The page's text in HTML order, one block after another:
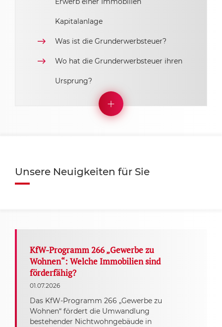
Kapitalanlage
Was ist die Grunderwerbsteuer?
Wo hat die Grunderwerbsteuer ihren
Ursprung?
Unsere Neuigkeiten für Sie
KfW-Programm 266 „Gewerbe zu
Wohnen“: Welche Immobilien sind
förderfähig?
01.07.2026
Das KfW-Programm 266 „Gewerbe zu
Wohnen“ fördert die Umwandlung
bestehender Nichtwohngebäude in